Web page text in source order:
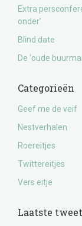
Extra
onder’
Blind date
De ‘oude
Categorieën
Geef me de veif
Nestverhalen
Roereitjes
Twittereitjes
Vers eitje
Laatste